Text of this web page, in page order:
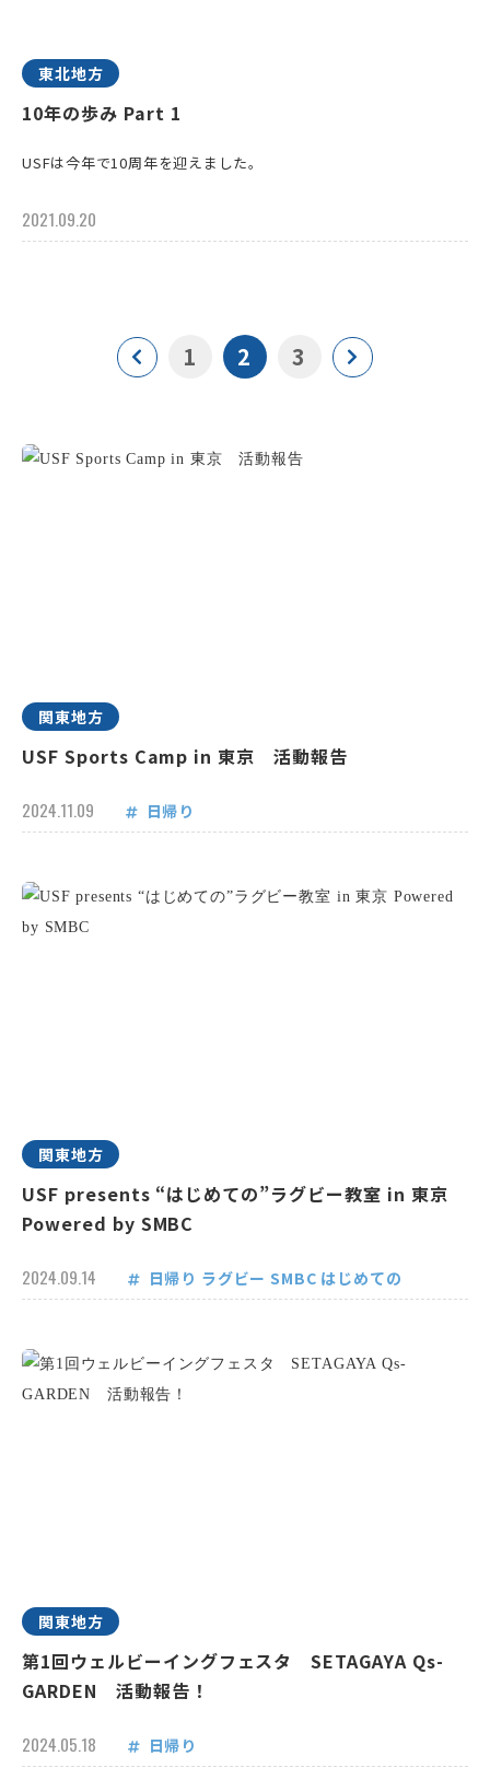
東北地方
10年の歩み Part 1
USFは今年で10周年を迎えました。
2021.09.20
1 2 3
関東地方
USF Sports Camp in 東京 活動報告
2024.11.09 日帰り
関東地方
USF presents “はじめての”ラグビー教室 in 東京
Powered by SMBC
2024.09.14 日帰り ラグビー SMBC はじめての
関東地方
第1回ウェルビーイングフェスタ SETAGAYA Qs-
GARDEN 活動報告！
2024.05.18 日帰り